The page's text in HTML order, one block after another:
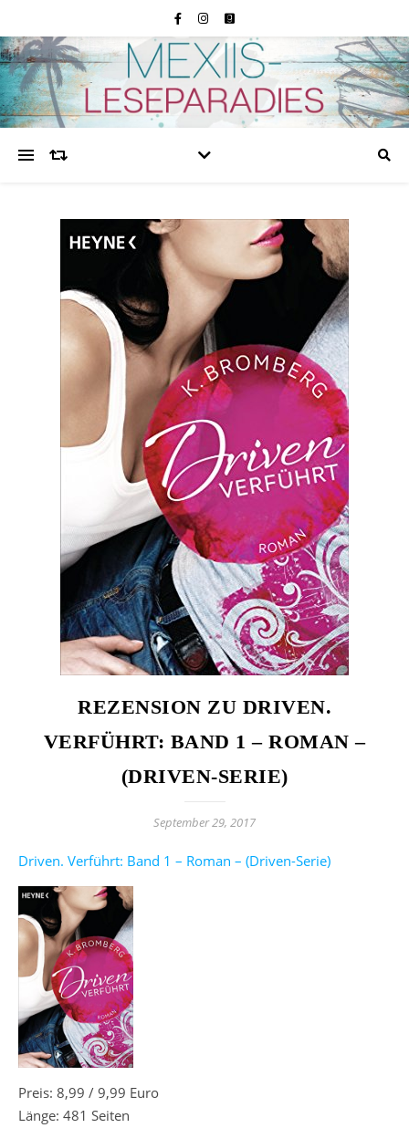
REZENSION ZU DRIVEN.
VERFÜHRT: BAND 1 – ROMAN –
(DRIVEN-SERIE)
September 29, 2017
Driven. Verführt: Band 1 – Roman – (Driven-Serie)
Preis: 8,99 / 9,99 Euro
Länge: 481 Seiten